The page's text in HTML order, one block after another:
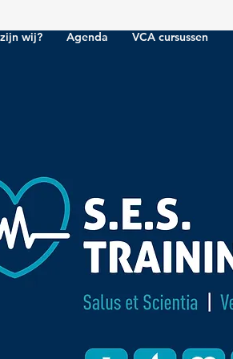
wij? Agenda VCA cursussen